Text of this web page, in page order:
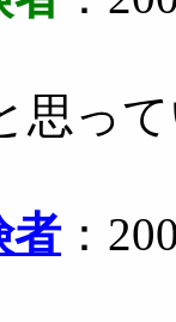
思っ
者 ：